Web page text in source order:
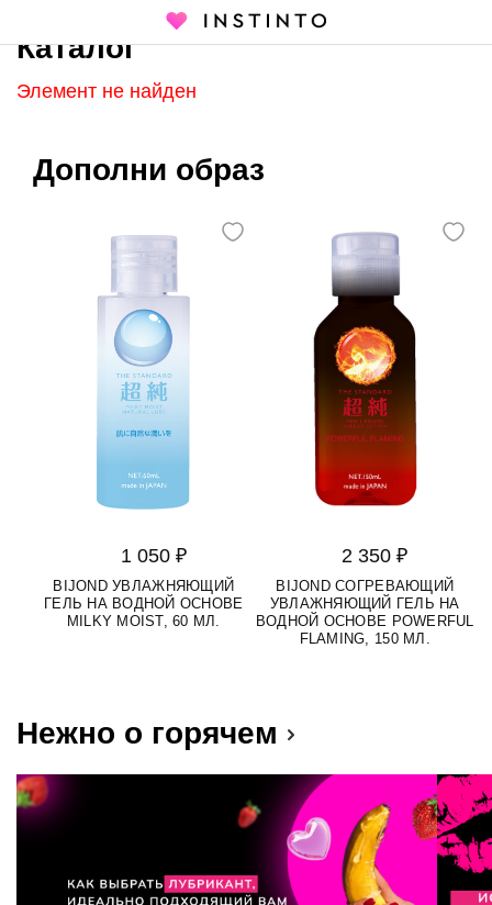
Каталог
Каталог
Элемент не найден
Дополни образ
1 050 ₽
BIJOND УВЛАЖНЯЮЩИЙ
ГЕЛЬ НА ВОДНОЙ ОСНОВЕ
MILKY MOIST, 60 МЛ.
2 350 ₽
BIJOND СОГРЕВАЮЩИЙ
УВЛАЖНЯЮЩИЙ ГЕЛЬ НА
ВОДНОЙ ОСНОВЕ POWERFUL
FLAMING, 150 МЛ.
Нежно о горячем